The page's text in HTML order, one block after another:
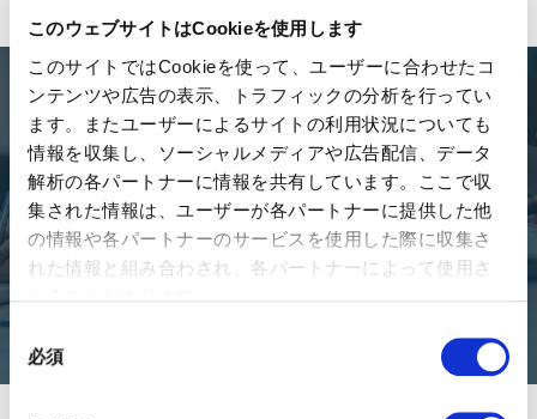
このウェブサイトはCookieを使用します
このサイトではCookieを使って、ユーザーに合わせたコ
ンテンツや広告の表示、トラフィックの分析を行ってい
ます。またユーザーによるサイトの利用状況についても
情報を収集し、ソーシャルメディアや広告配信、データ
解析の各パートナーに情報を共有しています。ここで収
集された情報は、ユーザーが各パートナーに提供した他
の情報や各パートナーのサービスを使用した際に収集さ
れた情報と組み合わされ、各パートナーによって使用さ
同
の
必須
Let'sTalk!
レベニュー組織に関する課題やお悩みについて、ぜひお気軽にご
相談ください。